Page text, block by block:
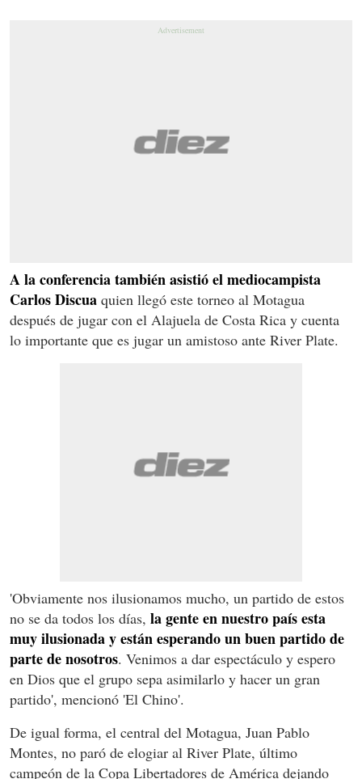
A la conferencia también asistió el mediocampista
Carlos Discua quien llegó este torneo al Motagua
después de jugar con el Alajuela de Costa Rica y cuenta
lo importante que es jugar un amistoso ante River Plate.
'Obviamente nos ilusionamos mucho, un partido de estos
no se da todos los días, la gente en nuestro país esta
muy ilusionada y están esperando un buen partido de
parte de nosotros. Venimos a dar espectáculo y espero
en Dios que el grupo sepa asimilarlo y hacer un gran
partido', mencionó 'El Chino'.
De igual forma, el central del Motagua, Juan Pablo
Montes, no paró de elogiar al River Plate, último
campeón de la Copa Libertadores de América dejando